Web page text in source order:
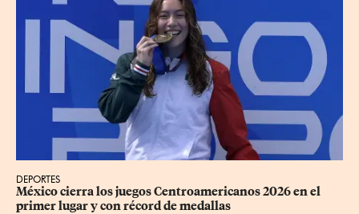
DEPORTES
México cierra los juegos Centroamericanos 2026 en el
primer lugar y con récord de medallas